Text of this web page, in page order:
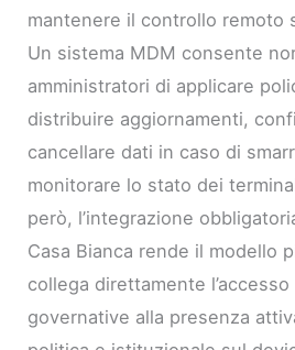
mantenere il controllo remoto
Un sistema MDM consente
amministratori di applicare
distribuire aggiornamenti,
cancellare dati in caso di
monitorare lo stato dei
però, l’integrazione
Casa Bianca rende il modello
collega direttamente
governative alla presenza